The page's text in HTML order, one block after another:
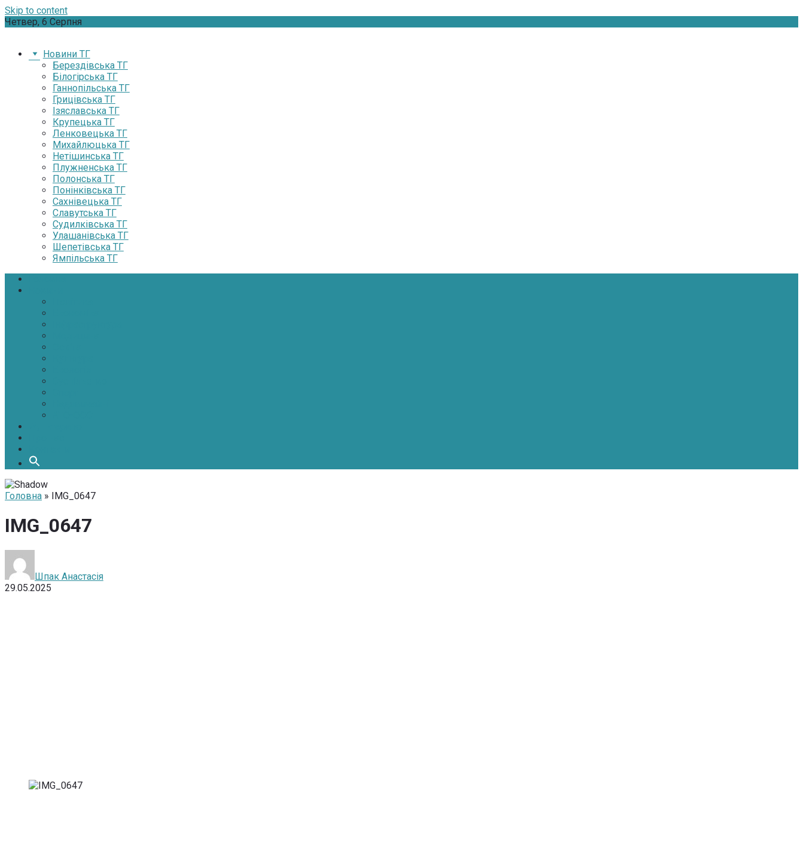
Skip to content
Четвер, 6 Серпня
Новини ТГ
Берездівська ТГ
Білогірська ТГ
Ганнопільська ТГ
Грицівська ТГ
Ізяславська ТГ
Крупецька ТГ
Ленковецька ТГ
Михайлюцька ТГ
Нетішинська ТГ
Плужненська ТГ
Полонська ТГ
Понінківська ТГ
Сахнівецька ТГ
Славутська ТГ
Судилківська ТГ
Улашанівська ТГ
Шепетівська ТГ
Ямпільська ТГ
Головна » IMG_0647
IMG_0647
Шпак Анастасія
29.05.2025